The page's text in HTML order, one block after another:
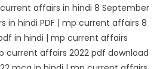
affairs in hindi 8 September
in hindi PDF | mp current affairs 8
in hindi | mp current affairs
current affairs 2022 pdf download